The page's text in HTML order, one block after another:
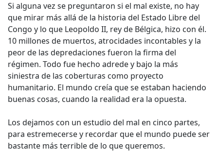
b
o
o
k
Si alguna vez se preguntaron si el mal existe, no hay
que mirar más allá de la historia del Estado Libre del
Congo y lo que Leopoldo II, rey de Bélgica, hizo con él.
10 millones de muertos, atrocidades incontables y la
peor de las depredaciones fueron la firma del
régimen. Todo fue hecho adrede y bajo la más
siniestra de las coberturas como proyecto
humanitario. El mundo creía que se estaban haciendo
buenas cosas, cuando la realidad era la opuesta.
Los dejamos con un estudio del mal en cinco partes,
para estremecerse y recordar que el mundo puede ser
bastante más terrible de lo que queremos.